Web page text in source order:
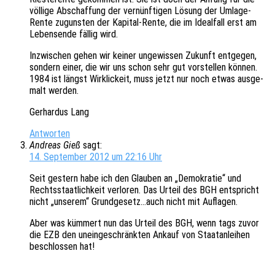
völli­ge Abschaf­fung der vernünf­ti­gen Lösung der Umlage-
Rente zuguns­ten der Kapi­tal-Rente, die im Ideal­fall erst am
Lebens­en­de fällig wird.
Inzwi­schen gehen wir keiner unge­wis­sen Zukunft entge­gen,
sondern einer, die wir uns schon sehr gut vorstel­len können.
1984 ist längst Wirk­lick­eit, muss jetzt nur noch etwas ausge­
malt werden.
Gerhar­dus Lang
Antworten
Andreas Gieß sagt:
14. September 2012 um 22:16 Uhr
Seit gestern habe ich den Glau­ben an „Demo­kra­tie“ und
Rechts­staat­lich­keit verlo­ren. Das Urteil des BGH entspricht
nicht „unse­rem“ Grundgesetz…auch nicht mit Auflagen.
Aber was kümmert nun das Urteil des BGH, wenn tags zuvor
die EZB den unein­ge­schränk­ten Ankauf von Staat­an­lei­hen
beschlos­sen hat!